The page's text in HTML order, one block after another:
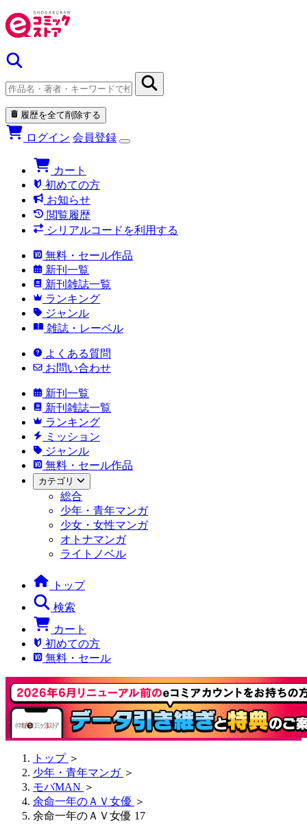
履歴を全て削除する
ログイン 会員登録
カート
初めての方
お知らせ
閲覧履歴
シリアルコードを利用する
無料・セール作品
新刊一覧
新刊雑誌一覧
ランキング
ジャンル
雑誌・レーベル
よくある質問
お問い合わせ
新刊一覧
新刊雑誌一覧
ランキング
ミッション
ジャンル
無料・セール作品
カテゴリ
総合
少年・青年マンガ
少女・女性マンガ
オトナマンガ
ライトノベル
トップ
検索
カート
初めての方
無料・セール
トップ ＞
少年・青年マンガ ＞
モバMAN ＞
余命一年のＡＶ女優 ＞
余命一年のＡＶ女優 17